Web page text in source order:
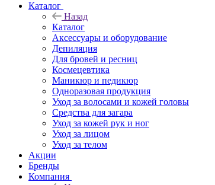
Каталог
Назад
Каталог
Аксессуары и оборудование
Депиляция
Для бровей и ресниц
Космецевтика
Маникюр и педикюр
Одноразовая продукция
Уход за волосами и кожей головы
Средства для загара
Уход за кожей рук и ног
Уход за лицом
Уход за телом
Акции
Бренды
Компания